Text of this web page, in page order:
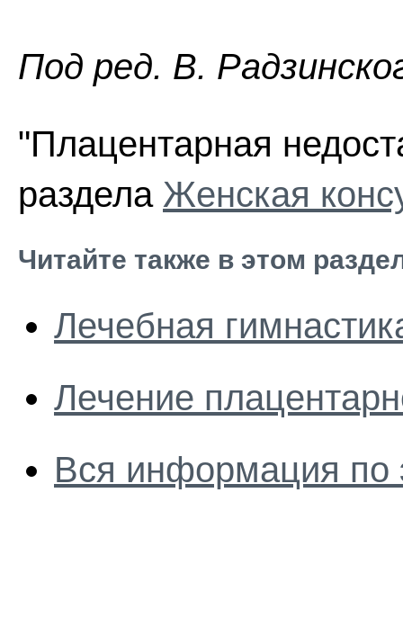
Пoд peд. В.
"Плацентарная
раздела Женская
Читайте также в этом
Лечебная
Лечение
Вся информация по